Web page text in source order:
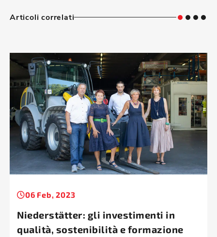
Articoli correlati
06 Feb, 2023
Niederstätter: gli investimenti in
qualità, sostenibilità e formazione